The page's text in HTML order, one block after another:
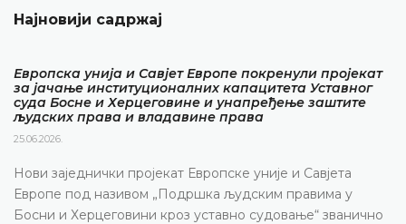
Најновији садржај
Европска унија и Савјет Европе покренули пројекат
за јачање институционалних капацитета Уставног
суда Босне и Херцеговине и унапређење заштите
људских права и владавине права
25.06.2026.
Нови заједнички пројекат Европске уније и Савјета
Европе под називом „Подршка људским правима у
Босни и Херцеговини кроз уставно судовање“ званично